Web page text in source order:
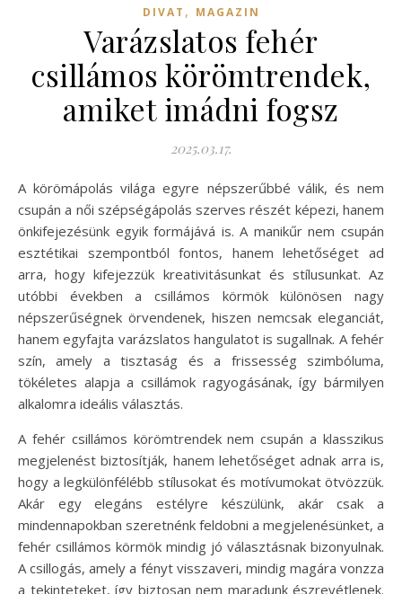
DIVAT , MAGAZIN
Varázslatos fehér
csillámos körömtrendek,
amiket imádni fogsz
2025.03.17.
A körömápolás világa egyre népszerűbbé válik, és nem
csupán a női szépségápolás szerves részét képezi, hanem
önkifejezésünk egyik formájává is. A manikűr nem csupán
esztétikai szempontból fontos, hanem lehetőséget ad
arra, hogy kifejezzük kreativitásunkat és stílusunkat. Az
utóbbi években a csillámos körmök különösen nagy
népszerűségnek örvendenek, hiszen nemcsak eleganciát,
hanem egyfajta varázslatos hangulatot is sugallnak. A fehér
szín, amely a tisztaság és a frissesség szimbóluma,
tökéletes alapja a csillámok ragyogásának, így bármilyen
alkalomra ideális választás.
A fehér csillámos körömtrendek nem csupán a klasszikus
megjelenést biztosítják, hanem lehetőséget adnak arra is,
hogy a legkülönfélébb stílusokat és motívumokat ötvözzük.
Akár egy elegáns estélyre készülünk, akár csak a
mindennapokban szeretnénk feldobni a megjelenésünket, a
fehér csillámos körmök mindig jó választásnak bizonyulnak.
A csillogás, amely a fényt visszaveri, mindig magára vonzza
a tekinteteket, így biztosan nem maradunk észrevétlenek.